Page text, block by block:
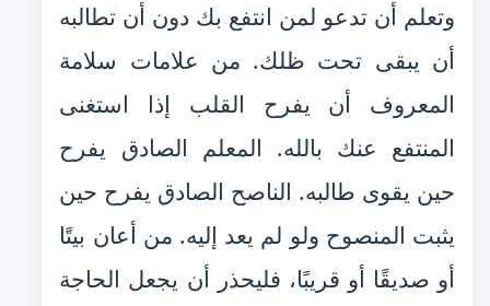
وتعلم أن تدعو لمن انتفع بك دون أن تطالبه
أن يبقى تحت ظلك. من علامات سلامة
المعروف أن يفرح القلب إذا استغنى
المنتفع عنك بالله. المعلم الصادق يفرح
حين يقوى طالبه. الناصح الصادق يفرح حين
يثبت المنصوح ولو لم يعد إليه. من أعان بيتًا
أو صديقًا أو قريبًا، فليحذر أن يجعل الحاجة